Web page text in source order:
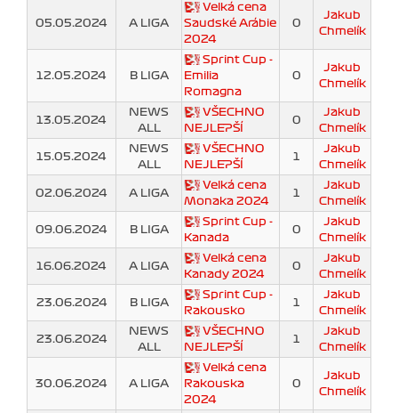
05.05.2024 A LIGA
Velká cena
Saudské Arábie
2024
0
Jakub
Chmelík
12.05.2024 B LIGA
Sprint Cup -
Emilia
Romagna
0
Jakub
Chmelík
13.05.2024
NEWS
ALL
VŠECHNO
NEJLEPŠÍ
0
Jakub
Chmelík
15.05.2024
NEWS
ALL
VŠECHNO
NEJLEPŠÍ
1
Jakub
Chmelík
02.06.2024 A LIGA
Velká cena
Monaka 2024
1
Jakub
Chmelík
09.06.2024 B LIGA
Sprint Cup -
Kanada
0
Jakub
Chmelík
16.06.2024 A LIGA
Velká cena
Kanady 2024
0
Jakub
Chmelík
23.06.2024 B LIGA
Sprint Cup -
Rakousko
1
Jakub
Chmelík
23.06.2024
NEWS
ALL
VŠECHNO
NEJLEPŠÍ
1
Jakub
Chmelík
30.06.2024 A LIGA
Velká cena
Rakouska
2024
0
Jakub
Chmelík